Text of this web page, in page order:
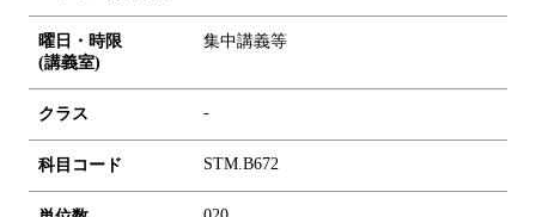
曜日・時限
(講義室)
集中講義等
クラス -
科目コード STM.B672